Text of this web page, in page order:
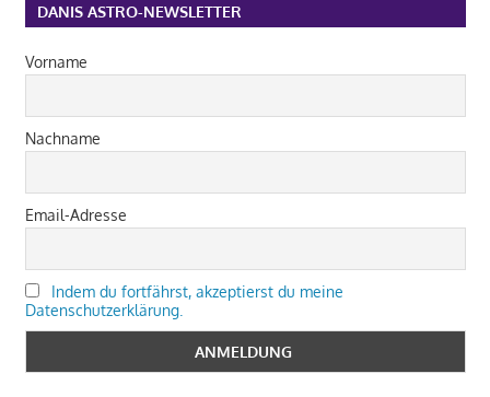
DANIS ASTRO-NEWSLETTER
Vorname
Nachname
Email-Adresse
Indem du fortfährst, akzeptierst du meine
Datenschutzerklärung.